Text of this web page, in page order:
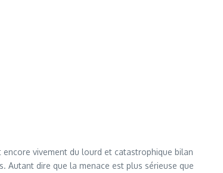
vivement du lourd et catastrophique bilan
Autant dire que la menace est plus sérieuse que